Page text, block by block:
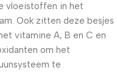
vloeistoffen in het
Ook zitten deze besjes
vitamine A, B en C en
om het
te